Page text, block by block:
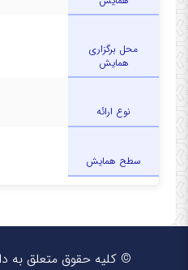
محل برگزاری
همایش
نوع ارائه
سطح همایش
© کلیه حقوق متعلق به